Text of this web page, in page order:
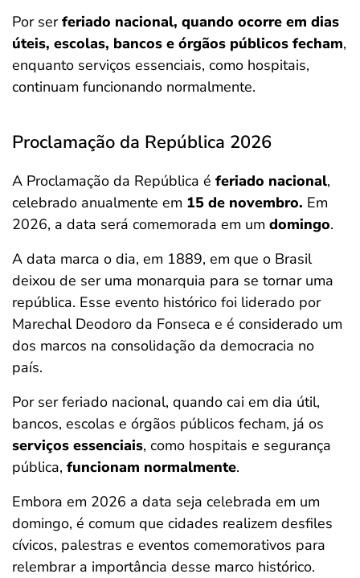
Por serferiado nacional, quando ocorre em dias
úteis, escolas, bancos e órgãos públicos fecham,
enquanto serviços essenciais, como hospitais,
continuam funcionando normalmente.
Proclamação da República 2026
A Proclamação da República é feriado nacional,
celebrado anualmente em 15 de novembro. Em
2026, a data será comemorada em um domingo.
A data marca o dia, em 1889, em que o Brasil
deixou de ser uma monarquia para se tornar uma
república. Esse evento histórico foi liderado por
Marechal Deodoro da Fonseca e é considerado um
dos marcos na consolidação da democracia no
país.
Por ser feriado nacional, quando cai em dia útil,
bancos, escolas e órgãos públicos fecham, já os
serviços essenciais, como hospitais e segurança
pública, funcionam normalmente.
Embora em 2026 a data seja celebrada em um
domingo, é comum que cidades realizem desfiles
cívicos, palestras e eventos comemorativos para
relembrar a importância desse marco histórico.